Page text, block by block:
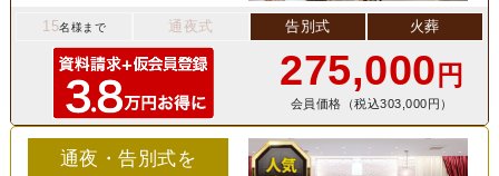
15名様まで 通夜式 告別式 火葬
275,000 円
会員価格（税込303,000円）
通夜・告別式を